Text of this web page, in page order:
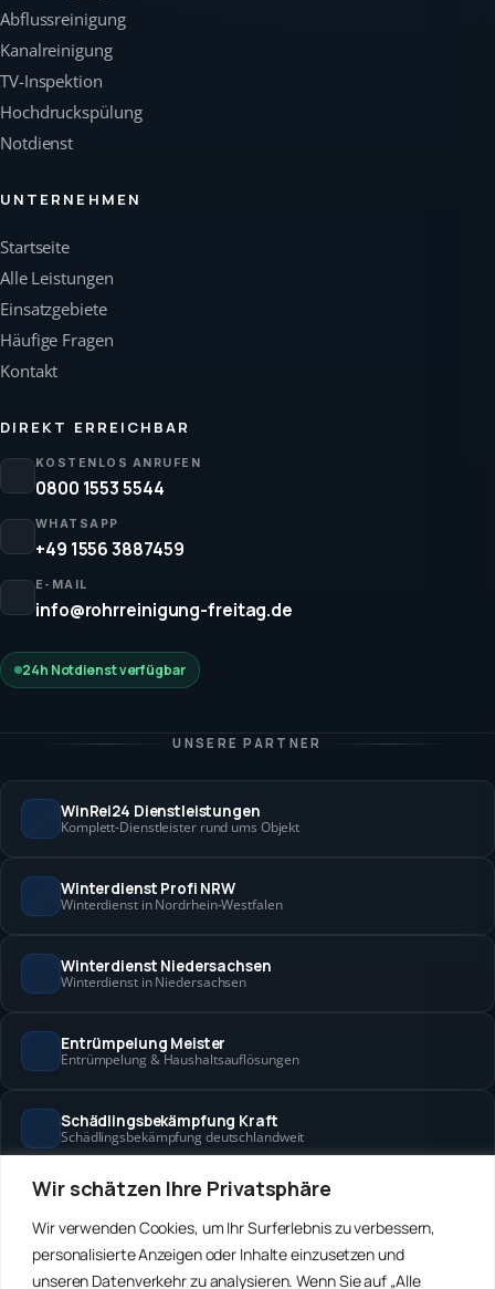
Wir schätzen Ihre Privatsphäre
Wir verwenden Cookies, um Ihr Surferlebnis zu verbessern,
personalisierte Anzeigen oder Inhalte einzusetzen und
unseren Datenverkehr zu analysieren. Wenn Sie auf „Alle
Abflussreinigung
Kanalreinigung
TV-Inspektion
Hochdruckspülung
Notdienst
UNTERNEHMEN
Startseite
Alle Leistungen
Einsatzgebiete
Häufige Fragen
Kontakt
DIREKT ERREICHBAR
KOSTENLOS ANRUFEN
0800 1553 5544
WHATSAPP
+49 1556 3887459
E-MAIL
info@rohrreinigung-freitag.de
24h Notdienst verfügbar
UNSERE PARTNER
WinRei24 Dienstleistungen
Komplett-Dienstleister rund ums Objekt
Winterdienst Profi NRW
Winterdienst in Nordrhein-Westfalen
Winterdienst Niedersachsen
Winterdienst in Niedersachsen
Entrümpelung Meister
Entrümpelung & Haushaltsauflösungen
Schädlingsbekämpfung Kraft
Schädlingsbekämpfung deutschlandweit
Hanse Objektservice
Winterdienst Hansa